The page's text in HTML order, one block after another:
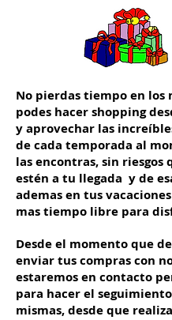
No pierdas tiempo en los
podes hacer shopping
y aprovechar las
de cada temporada al
las encontras, sin riesgos
estén a tu llegada y de
ademas en tus
mas tiempo libre para
Desde el momento que
enviar tus compras con
estaremos en contacto
para hacer el
mismas, desde que